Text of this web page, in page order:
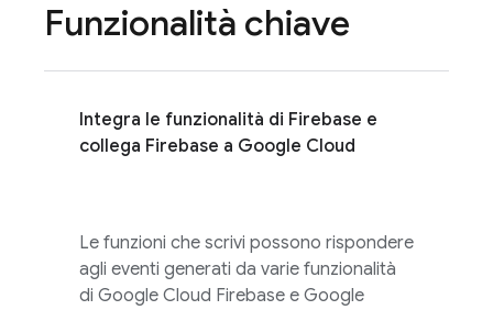
Funzionalità chiave
Integra le funzionalità di Firebase e
collega Firebase a Google Cloud
Le funzioni che scrivi possono rispondere
agli eventi generati da varie funzionalità
di Google Cloud Firebase e Google